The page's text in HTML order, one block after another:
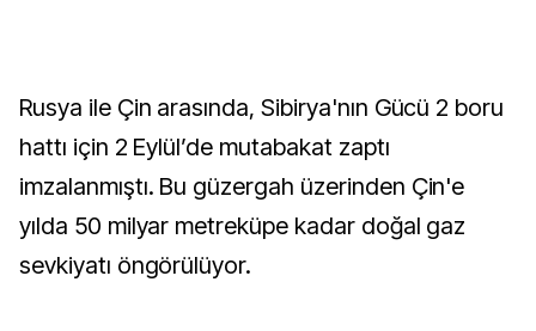
Rusya ile Çin arasında, Sibirya'nın Gücü 2 boru
hattı için 2 Eylül’de mutabakat zaptı
imzalanmıştı. Bu güzergah üzerinden Çin'e
yılda 50 milyar metreküpe kadar doğal gaz
sevkiyatı öngörülüyor.